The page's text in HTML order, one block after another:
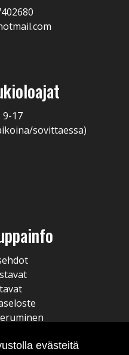
9-17
sovittaessa)
evästeitä